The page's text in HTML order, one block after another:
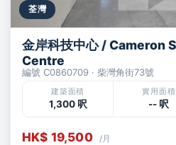
荃灣
金岸科技中心 / Cameron
Centre
編號 C0860709 · 柴灣角街73號
建築面積
1,300 呎
實用面積
-- 呎
HK$ 19,500 /月